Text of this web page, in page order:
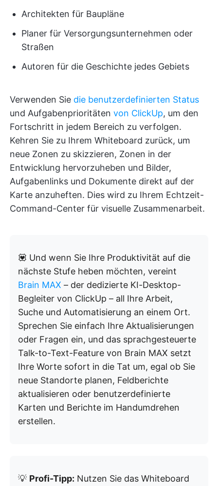
Architekten für Baupläne
Planer für Versorgungsunternehmen oder
Straßen
Autoren für die Geschichte jedes Gebiets
Verwenden Sie die benutzerdefinierten Status
und Aufgabenprioritäten von ClickUp, um den
Fortschritt in jedem Bereich zu verfolgen.
Kehren Sie zu Ihrem Whiteboard zurück, um
neue Zonen zu skizzieren, Zonen in der
Entwicklung hervorzuheben und Bilder,
Aufgabenlinks und Dokumente direkt auf der
Karte anzuheften. Dies wird zu Ihrem Echtzeit-
Command-Center für visuelle Zusammenarbeit.
💟 Und wenn Sie Ihre Produktivität auf die
nächste Stufe heben möchten, vereint
Brain MAX – der dedizierte KI-Desktop-
Begleiter von ClickUp – all Ihre Arbeit,
Suche und Automatisierung an einem Ort.
Sprechen Sie einfach Ihre Aktualisierungen
oder Fragen ein, und das sprachgesteuerte
Talk-to-Text-Feature von Brain MAX setzt
Ihre Worte sofort in die Tat um, egal ob Sie
neue Standorte planen, Feldberichte
aktualisieren oder benutzerdefinierte
Karten und Berichte im Handumdrehen
erstellen.
💡 Profi-Tipp: Nutzen Sie das Whiteboard